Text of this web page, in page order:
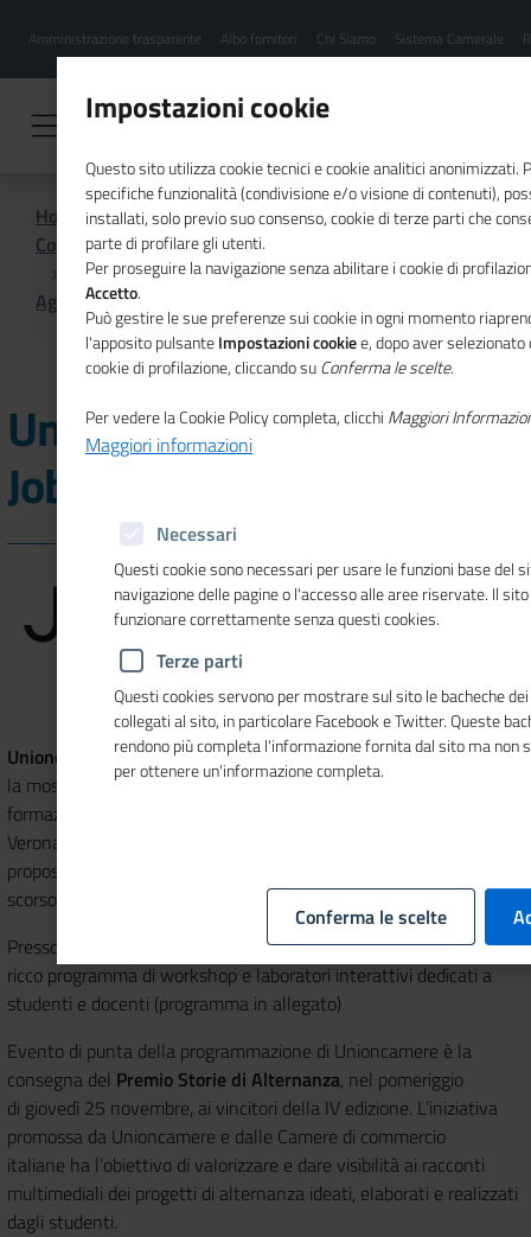
contenuto
Menu
hamburgher
Amministrazione trasparente Albo fornitori Chi Siamo Sistema Camerale
Home
Comunicazione istituzionale per il sistema camerale
Agenda
Unioncamere a
Job&Orienta 2021
Unioncamere partecipa alla trentesima edizione diJOB&Orienta,
la mostra convegno nazionale dedicata a orientamento, scuola,
formazione, lavoro, che quest’anno torna in presenza alla Fiera di
Verona, dal 25 al 27 novembre 2021, integrando numerose
proposte digitali in continuità con l’esperienza virtuale dello
scorso anno.
Presso lo spazio Arena dello stand di Unioncamere è previsto un
ricco programma di workshop e laboratori interattivi dedicati a
studenti e docenti (programma in allegato)
Evento di punta della programmazione di Unioncamere è la
consegna del Premio Storie di Alternanza, nel pomeriggio
di giovedì 25 novembre, ai vincitori della IV edizione. L’iniziativa
promossa da Unioncamere e dalle Camere di commercio
italiane ha l’obiettivo di valorizzare e dare visibilità ai racconti
multimediali dei progetti di alternanza ideati, elaborati e realizzati
dagli studenti.
Impostazioni cookie
Questo sito utilizza cookie tecnici e cookie analitici anonimizzati.
specifiche funzionalità (condivisione e/o visione di contenuti),
installati, solo previo suo consenso, cookie di terze parti che
parte di profilare gli utenti.
Per proseguire la navigazione senza abilitare i cookie di
Accetto.
Può gestire le sue preferenze sui cookie in ogni momento
l'apposito pulsanteImpostazioni cookiee, dopo aver
cookie di profilazione, cliccando suConferma le scelte.
Per vedere la Cookie Policy completa, clicchi Maggiori
Maggiori informazioni
Necessari
Questi cookie sono necessari per usare le funzioni base del
navigazione delle pagine o l'accesso alle aree riservate. Il
funzionare correttamente senza questi cookies.
Terze parti
Questi cookies servono per mostrare sul sito le bacheche
collegati al sito, in particolare Facebook e Twitter. Queste
rendono più completa l'informazione fornita dal sito ma non
per ottenere un'informazione completa.
Conferma le scelte